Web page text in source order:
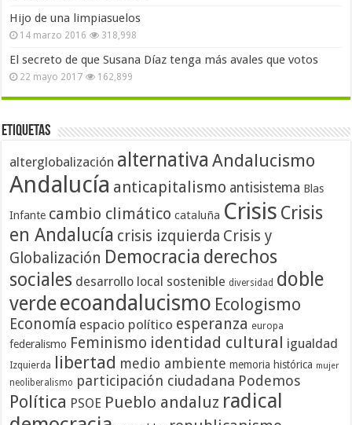
Hijo de una limpiasuelos
14 marzo 2016 318,998
El secreto de que Susana Díaz tenga más avales que votos
22 mayo 2017 162,899
Etiquetas
alterglobalización alternativa Andalucismo
Andalucía anticapitalismo antisistema Blas
Infante cambio climático cataluña Crisis Crisis
en Andalucía crisis izquierda Crisis y
Globalización Democracia derechos
sociales desarrollo local sostenible diversidad doble
verdeecoandalucismo Ecologismo
Economía espacio político esperanza europa
federalismo Feminismo identidad cultural igualdad
Izquierda libertad medio ambiente memoria histórica mujer
neoliberalismo participación ciudadana Podemos
Política PSOE Pueblo andaluz radical